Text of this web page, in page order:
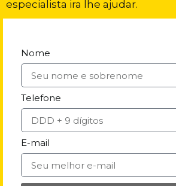
especialista ira lhe ajudar.
Nome
Telefone
E-mail